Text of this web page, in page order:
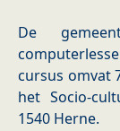
De
cursus omvat
het Socio-
1540 Herne.